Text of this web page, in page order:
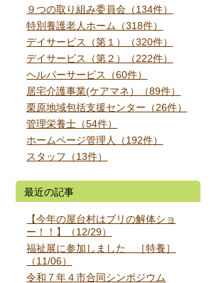
９つの取り組み委員会（134件）
特別養護老人ホーム（318件）
デイサービス（第１）（320件）
デイサービス（第２）（222件）
ヘルパーサービス（60件）
居宅介護事業(ケアマネ）（89件）
栗原地域包括支援センター（26件）
管理栄養士（54件）
ホームページ管理人（192件）
スタッフ（13件）
最近の記事
【今年の屋台村はブリの解体ショ
ー！！】（12/29）
福祉展に参加しました ［特養］
（11/06）
令和７年４市合同シンポジウム